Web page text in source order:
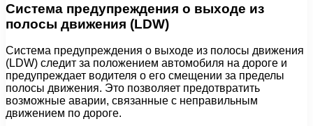
Система предупреждения о выходе из
полосы движения (LDW)
Система предупреждения о выходе из полосы движения
(LDW) следит за положением автомобиля на дороге и
предупреждает водителя о его смещении за пределы
полосы движения. Это позволяет предотвратить
возможные аварии, связанные с неправильным
движением по дороге.